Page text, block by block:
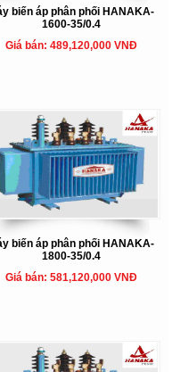
biến áp phân phối HANAKA-
1600-35/0.4
Giá bán: 489,120,000 VNĐ
biến áp phân phối HANAKA-
1800-35/0.4
Giá bán: 581,120,000 VNĐ